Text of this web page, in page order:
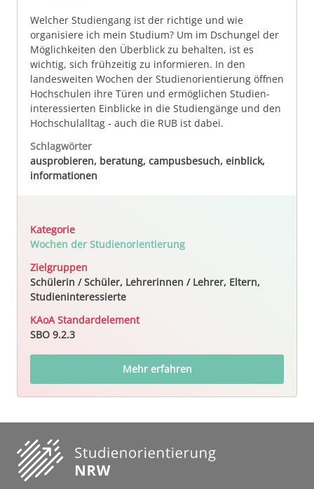
Welcher Studiengang ist der richtige und wie
organisiere ich mein Studium? Um im Dschungel der
Möglichkeiten den Überblick zu behalten, ist es
wichtig, sich frühzeitig zu informieren. In den
landesweiten Wochen der Studienorientierung öffnen
Hochschulen ihre Türen und er­möglichen Studien­
interessierten Ein­blicke in die Studien­gänge und den
Hoch­schul­alltag - auch die RUB ist dabei.
Schlagwörter
ausprobieren, beratung, campusbesuch, einblick,
informationen
Kategorie
Wochen der Studienorientierung
Zielgruppen
Schülerin / Schüler, Lehrerinnen / Lehrer, Eltern,
Studieninteressierte
KAoA Standardelement
SBO 9.2.3
Mehr erfahren